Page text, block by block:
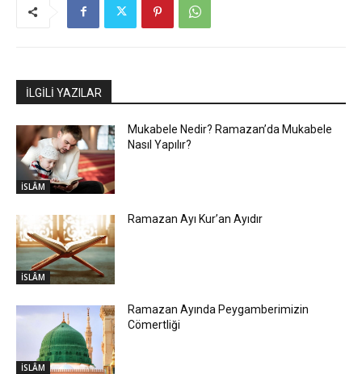
İLGİLİ YAZILAR
İSLÂM
Mukabele Nedir? Ramazan’da Mukabele
Nasıl Yapılır?
İSLÂM
Ramazan Ayı Kur’an Ayıdır
İSLÂM
Ramazan Ayında Peygamberimizin
Cömertliği